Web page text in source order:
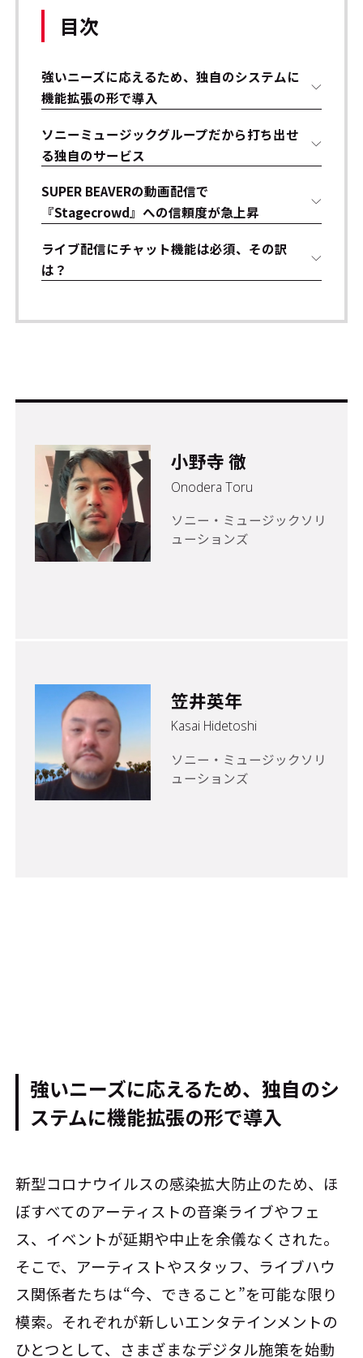
目次
強いニーズに応えるため、独自のシステムに
機能拡張の形で導入
ソニーミュージックグループだから打ち出せ
る独自のサービス
SUPER BEAVERの動画配信で
『Stagecrowd』への信頼度が急上昇
ライブ配信にチャット機能は必須、その訳
は？
小野寺 徹
Onodera Toru
ソニー・ミュージックソリ
ューションズ
笠井英年
Kasai Hidetoshi
ソニー・ミュージックソリ
ューションズ
強いニーズに応えるため、独自のシ
ステムに機能拡張の形で導入
新型コロナウイルスの感染拡大防止のため、ほ
ぼすべてのアーティストの音楽ライブやフェ
ス、イベントが延期や中止を余儀なくされた。
そこで、アーティストやスタッフ、ライブハウ
ス関係者たちは“今、できること”を可能な限り
模索。それぞれが新しいエンタテインメントの
ひとつとして、さまざまなデジタル施策を始動